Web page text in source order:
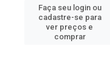
Faça seu login ou
cadastre-se para
ver preços e
comprar